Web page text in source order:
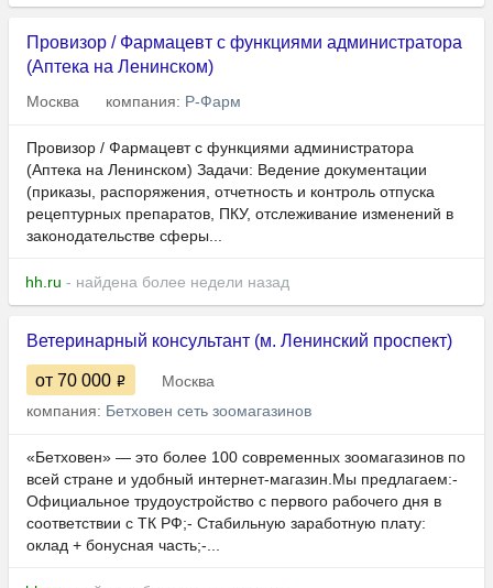
Провизор / Фармацевт с функциями администратора
(Аптека на Ленинском)
Москва компания: Р-Фарм
Провизор / Фармацевт с функциями администратора
(Аптека на Ленинском) Задачи: Ведение документации
(приказы, распоряжения, отчетность и контроль отпуска
рецептурных препаратов, ПКУ, отслеживание изменений в
законодательстве сферы...
hh.ru - найдена более недели назад
Ветеринарный консультант (м. Ленинский проспект)
от 70 000
Москва
компания: Бетховен сеть зоомагазинов
«Бетховен» — это более 100 современных зоомагазинов по
всей стране и удобный интернет-магазин.Мы предлагаем:-
Официальное трудоустройство с первого рабочего дня в
соответствии с ТК РФ;- Стабильную заработную плату:
оклад + бонусная часть;-...